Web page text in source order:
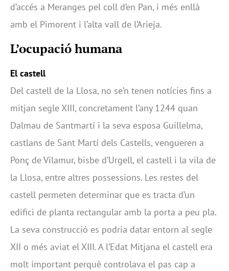
d’accés a Meranges pel coll d’en Pan, i més enllà
amb el Pimorent i l’alta vall de l’Arieja.
L’ocupació humana
El castell
Del castell de la Llosa, no se’n tenen notícies fins a
mitjan segle XIII, concretament l’any 1244 quan
Dalmau de Santmartí i la seva esposa Guillelma,
castlans de Sant Martí dels Castells, vengueren a
Ponç de Vilamur, bisbe d’Urgell, el castell i la vila de
la Llosa, entre altres possessions. Les restes del
castell permeten determinar que es tracta d’un
edifici de planta rectangular amb la porta a peu pla.
La seva construcció es podria datar entorn al segle
XII o més aviat el XIII. A l’Edat Mitjana el castell era
molt important perquè controlava el pas cap a